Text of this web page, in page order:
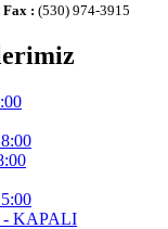
Fax : (530) 974-3915
KAPALI